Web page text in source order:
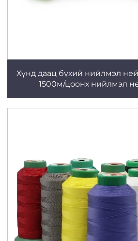
Хүнд даац бүхий нийлмэл
1500м/цоонх нийлмэл